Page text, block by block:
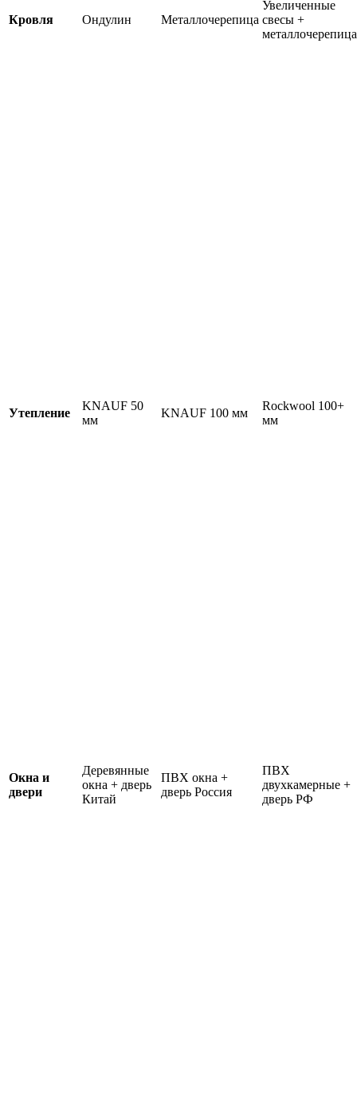
Кровля Ондулин Металлочерепица
Увеличенные
свесы +
металлочерепица
Утепление
KNAUF 50
мм
KNAUF 100 мм
Rockwool 100+
мм
Окна и
двери
Деревянные
окна + дверь
Китай
ПВХ окна +
дверь Россия
ПВХ
двухкамерные +
дверь РФ